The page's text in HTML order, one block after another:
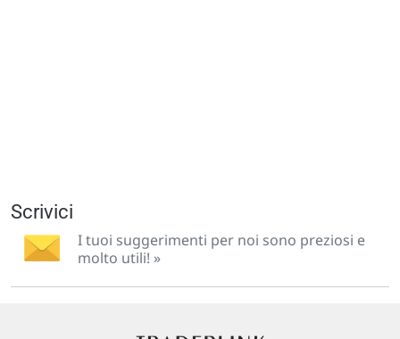
Scrivici
I tuoi suggerimenti per noi sono preziosi e
molto utili! »